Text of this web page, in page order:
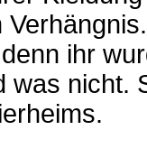
ihr
was nicht.